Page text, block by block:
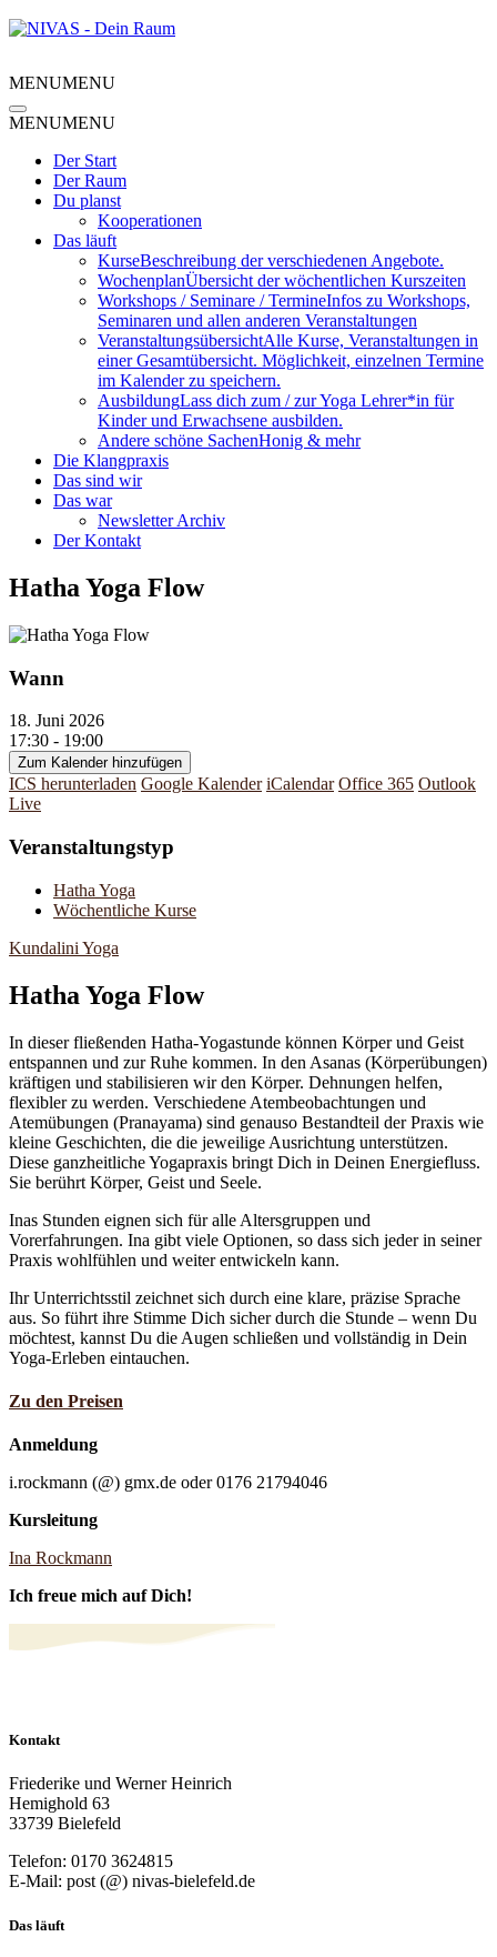
MENUMENU
MENUMENU
Der Start
Der Raum
Du planst
Kooperationen
Das läuft
KurseBeschreibung der verschiedenen Angebote.
WochenplanÜbersicht der wöchentlichen Kurszeiten
Workshops / Seminare / TermineInfos zu Workshops,
Seminaren und allen anderen Veranstaltungen
VeranstaltungsübersichtAlle Kurse, Veranstaltungen in
einer Gesamtübersicht. Möglichkeit, einzelnen Termine
im Kalender zu speichern.
AusbildungLass dich zum / zur Yoga Lehrer*in für
Kinder und Erwachsene ausbilden.
Andere schöne SachenHonig & mehr
Die Klangpraxis
Das sind wir
Das war
Newsletter Archiv
Der Kontakt
Hatha Yoga Flow
Wann
18. Juni 2026
17:30 - 19:00
Zum Kalender hinzufügen
ICS herunterladen Google Kalender iCalendar Office 365 Outlook
Live
Veranstaltungstyp
Hatha Yoga
Wöchentliche Kurse
Kundalini Yoga
Hatha Yoga Flow
In dieser fließenden Hatha-Yogastunde können Körper und Geist
entspannen und zur Ruhe kommen. In den Asanas (Körperübungen)
kräftigen und stabilisieren wir den Körper. Dehnungen helfen,
flexibler zu werden. Verschiedene Atembeobachtungen und
Atemübungen (Pranayama) sind genauso Bestandteil der Praxis wie
kleine Geschichten, die die jeweilige Ausrichtung unterstützen.
Diese ganzheitliche Yogapraxis bringt Dich in Deinen Energiefluss.
Sie berührt Körper, Geist und Seele.
Inas Stunden eignen sich für alle Altersgruppen und
Vorerfahrungen. Ina gibt viele Optionen, so dass sich jeder in seiner
Praxis wohlfühlen und weiter entwickeln kann.
Ihr Unterrichtsstil zeichnet sich durch eine klare, präzise Sprache
aus. So führt ihre Stimme Dich sicher durch die Stunde – wenn Du
möchtest, kannst Du die Augen schließen und vollständig in Dein
Yoga-Erleben eintauchen.
Zu den Preisen
Anmeldung
i.rockmann (@) gmx.de oder 0176 21794046
Kursleitung
Ina Rockmann
Ich freue mich auf Dich!
Kontakt
Friederike und Werner Heinrich
Hemighold 63
33739 Bielefeld
Telefon: 0170 3624815
E-Mail: post (@) nivas-bielefeld.de
Das läuft